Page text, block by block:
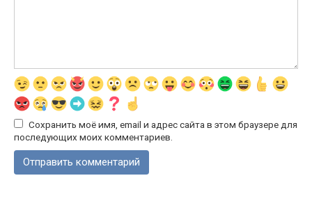
Сохранить моё имя, email и адрес сайта в этом браузере для
последующих моих комментариев.